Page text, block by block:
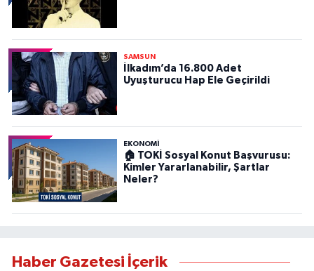
SAMSUN
İlkadım’da 16.800 Adet
Uyuşturucu Hap Ele Geçirildi
EKONOMİ
🏠 TOKİ Sosyal Konut Başvurusu:
Kimler Yararlanabilir, Şartlar
Neler?
Haber Gazetesi İçerik